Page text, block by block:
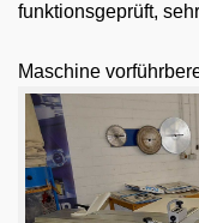
funktionsgeprüft,
Maschine